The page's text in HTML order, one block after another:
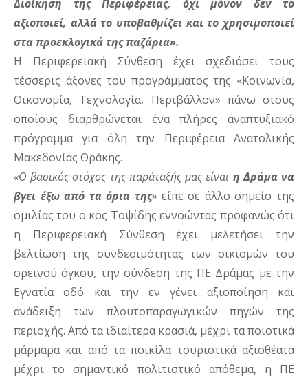
Διοίκηση της Περιφέρειας, όχι μόνον δεν το
αξιοποιεί, αλλά το υποβαθμίζει και το χρησιμοποιεί
στα προεκλογικά της παζάρια».
Η Περιφερειακή Σύνθεση έχει σχεδιάσει τους
τέσσερις άξονες του προγράμματος της «Κοινωνία,
Οικονομία, Τεχνολογία, Περιβάλλον» πάνω στους
οποίους διαρθρώνεται ένα πλήρες αναπτυξιακό
πρόγραμμα για όλη την Περιφέρεια Ανατολικής
Μακεδονίας Θράκης.
«Ο βασικός στόχος της παράταξής μας είναι η Δράμα να
βγει έξω από τα όρια της» είπε σε άλλο σημείο της
ομιλίας του ο κος Τοψίδης εννοώντας προφανώς ότι
η Περιφερειακή Σύνθεση έχει μελετήσει την
βελτίωση της συνδεσιμότητας των οικισμών του
ορεινού όγκου, την σύνδεση της ΠΕ Δράμας με την
Εγνατία οδό και την εν γένει αξιοποίηση και
ανάδειξη των πλουτοπαραγωγικών πηγών της
περιοχής. Από τα ιδιαίτερα κρασιά, μέχρι τα ποιοτικά
μάρμαρα και από τα ποικίλα τουριστικά αξιοθέατα
μέχρι το σημαντικό πολιτιστικό απόθεμα, η ΠΕ